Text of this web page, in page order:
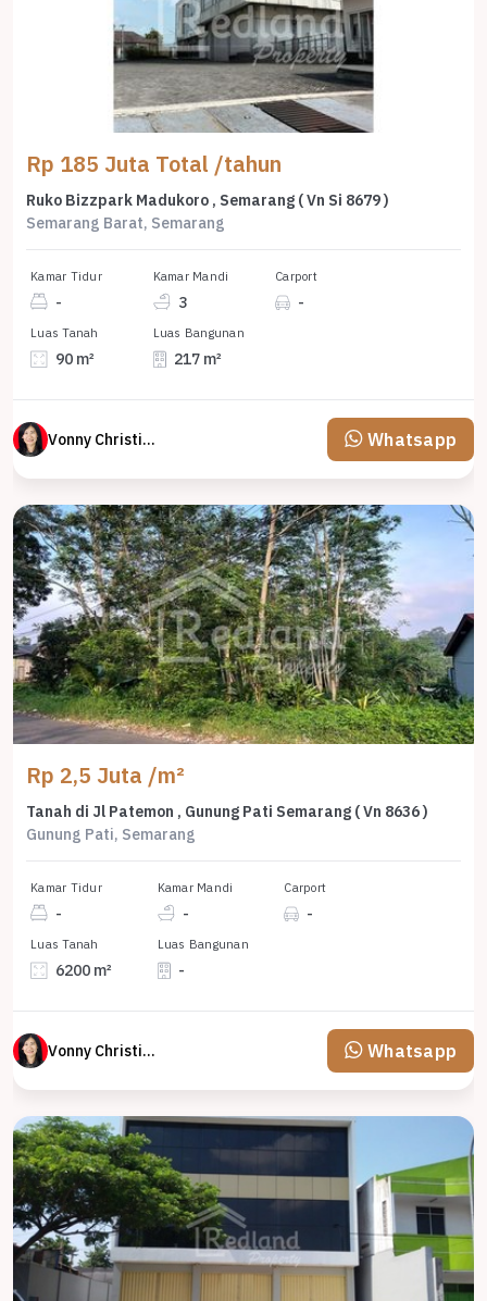
Rp 185 Juta Total /tahun
Ruko Bizzpark Madukoro , Semarang ( Vn Si 8679 )
Semarang Barat, Semarang
Kamar Tidur
-
Kamar Mandi
3
Carport
-
Luas Tanah
90 m²
Luas Bangunan
217 m²
Vonny Christina Whatsapp
Rp 2,5 Juta /m²
Tanah di Jl Patemon , Gunung Pati Semarang ( Vn 8636 )
Gunung Pati, Semarang
Kamar Tidur
-
Kamar Mandi
-
Carport
-
Luas Tanah
6200 m²
Luas Bangunan
-
Vonny Christina Whatsapp